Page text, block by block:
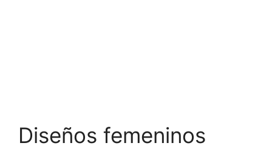
Diseños femeninos